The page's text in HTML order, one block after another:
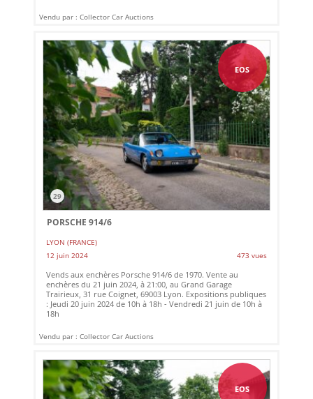
Vendu par : Collector Car Auctions
EOS
29
PORSCHE 914/6
LYON (FRANCE)
12 juin 2024
473 vues
Vends aux enchères Porsche 914/6 de 1970. Vente au
enchères du 21 juin 2024, à 21:00, au Grand Garage
Trairieux, 31 rue Coignet, 69003 Lyon. Expositions publiques
: Jeudi 20 juin 2024 de 10h à 18h - Vendredi 21 juin de 10h à
18h
Vendu par : Collector Car Auctions
EOS